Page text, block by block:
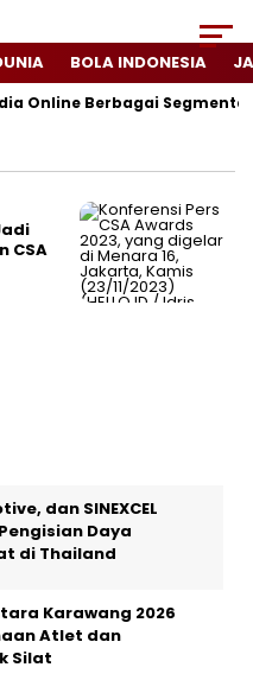
BOLA INDONESIA
Online Berbagai Segmentasi
CSA
dan SINEXCEL
Daya
di Thailand
Karawang 2026
Atlet dan
Silat